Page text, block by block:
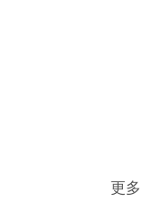
更多